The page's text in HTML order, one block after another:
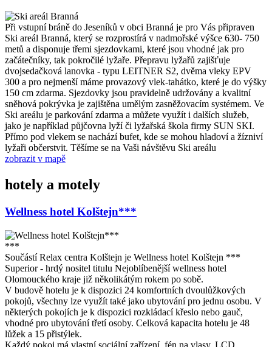
Při vstupní bráně do Jeseníků v obci Branná je pro Vás připraven
Ski areál Branná, který se rozprostírá v nadmořské výšce 630- 750
metů a disponuje třemi sjezdovkami, které jsou vhodné jak pro
začátečníky, tak pokročilé lyžaře. Přepravu lyžařů zajišťuje
dvojsedačková lanovka - typu LEITNER S2, dvěma vleky EPV
300 a pro nejmenší máme provazový vlek-tahátko, které je do výšky
150 cm zdarma. Sjezdovky jsou pravidelně udržovány a kvalitní
sněhová pokrývka je zajištěna umělým zasněžovacím systémem. Ve
Ski areálu je parkování zdarma a můžete využít i dalších služeb,
jako je například půjčovna lyží či lyžařská škola firmy SUN SKI.
Přímo pod vlekem se nachází bufet, kde se mohou hladoví a žízniví
lyžaři občerstvit. Těšíme se na Vaši návštěvu Ski areálu
zobrazit v mapě
hotely a motely
Wellness hotel Kolštejn***
***
Součástí Relax centra Kolštejn je Wellness hotel Kolštejn ***
Superior - hrdý nositel titulu Nejoblíbenější wellness hotel
Olomouckého kraje již několikátým rokem po sobě.
V budově hotelu je k dispozici 24 komfortních dvoulůžkových
pokojů, všechny lze využít také jako ubytování pro jednu osobu. V
některých pokojích je k dispozici rozkládací křeslo nebo gauč,
vhodné pro ubytování třetí osoby. Celková kapacita hotelu je 48
lůžek a 15 přistýlek.
Každý pokoj má vlastní sociální zařízení, fén na vlasy, LCD